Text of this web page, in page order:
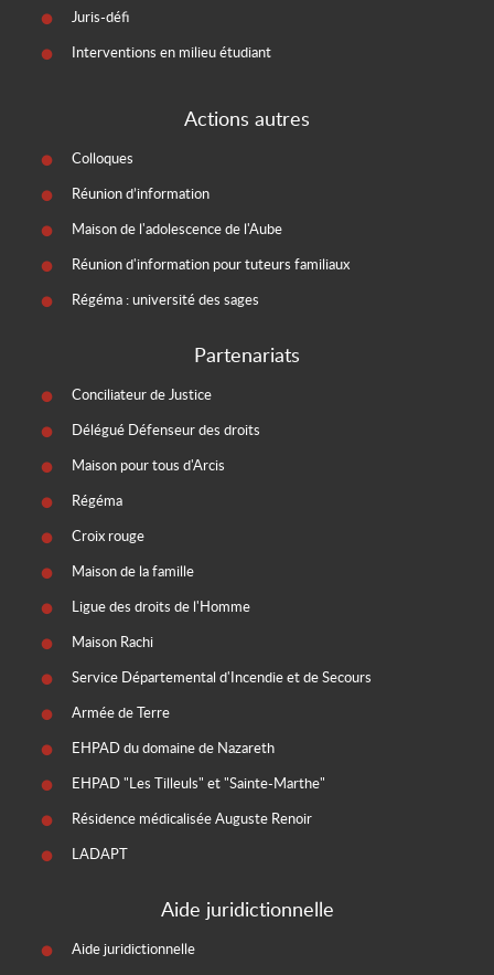
Juris-défi
Interventions en milieu étudiant
Actions autres
Colloques
Réunion d’information
Maison de l'adolescence de l'Aube
Réunion d'information pour tuteurs familiaux
Régéma : université des sages
Partenariats
Conciliateur de Justice
Délégué Défenseur des droits
Maison pour tous d'Arcis
Régéma
Croix rouge
Maison de la famille
Ligue des droits de l'Homme
Maison Rachi
Service Départemental d'Incendie et de Secours
Armée de Terre
EHPAD du domaine de Nazareth
EHPAD "Les Tilleuls" et "Sainte-Marthe"
Résidence médicalisée Auguste Renoir
LADAPT
Aide juridictionnelle
Aide juridictionnelle